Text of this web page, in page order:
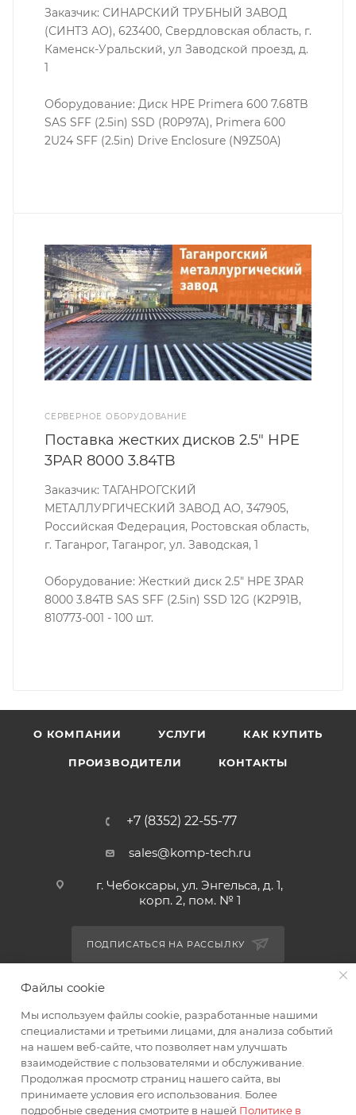
Заказчик: СИНАРСКИЙ ТРУБНЫЙ ЗАВОД
(СИНТЗ АО), 623400, Свердловская область, г.
Каменск-Уральский, ул Заводской проезд, д.
1
Оборудование: Диск HPE Primera 600 7.68TB
SAS SFF (2.5in) SSD (R0P97A), Primera 600
2U24 SFF (2.5in) Drive Enclosure (N9Z50A)
СЕРВЕРНОЕ ОБОРУДОВАНИЕ
Поставка жестких дисков 2.5" HPE
3PAR 8000 3.84TB
Заказчик: ТАГАНРОГСКИЙ
МЕТАЛЛУРГИЧЕСКИЙ ЗАВОД АО, 347905,
Российская Федерация, Ростовская область,
г. Таганрог, Таганрог, ул. Заводская, 1
Оборудование: Жесткий диск 2.5" HPE 3PAR
8000 3.84TB SAS SFF (2.5in) SSD 12G (K2P91B,
810773-001 - 100 шт.
О КОМПАНИИ УСЛУГИ КАК КУПИТЬ
ПРОИЗВОДИТЕЛИ КОНТАКТЫ
+7 (8352) 22-55-77
sales@komp-tech.ru
г. Чебоксары, ул. Энгельса, д. 1,
корп. 2, пом. № 1
ПОДПИСАТЬСЯ НА РАССЫЛКУ
ПОЛИТИКА КОНФИДЕНЦИАЛЬНОСТИ
2026 © Интернет-магазин Комп-Технологии
Файлы cookie
Мы используем файлы cookie, разработанные нашими
специалистами и третьими лицами, для анализа событий
на нашем веб-сайте, что позволяет нам улучшать
взаимодействие с пользователями и обслуживание.
Продолжая просмотр страниц нашего сайта, вы
принимаете условия его использования. Более
подробные сведения смотрите в нашей Политике в